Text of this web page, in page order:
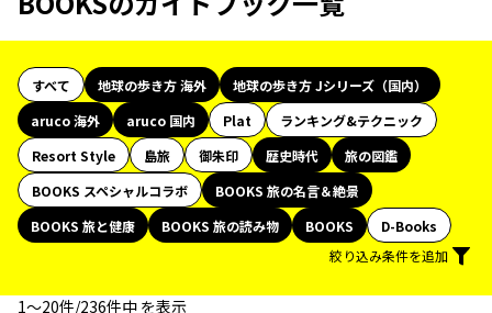
すべて 地球の歩き方 海外
地球の歩き方 Jシリーズ（国内）
aruco 海外
aruco 国内 Plat
ランキング&テクニック
Resort Style
島旅 御朱印 歴史時代
旅の図鑑
BOOKS スペシャルコラボ
BOOKS 旅の名言＆絶景
BOOKS 旅と健康
BOOKS 旅の読み物 BOOKS
D-Books
絞り込み条件を追加
1〜20件/236件中 を表示